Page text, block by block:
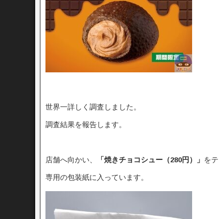
世界一詳しく調査しました。
調査結果を報告します。
店舗へ向かい、 「焼きチョコシュー（280円） 」 を
専用の包装紙に入っています。